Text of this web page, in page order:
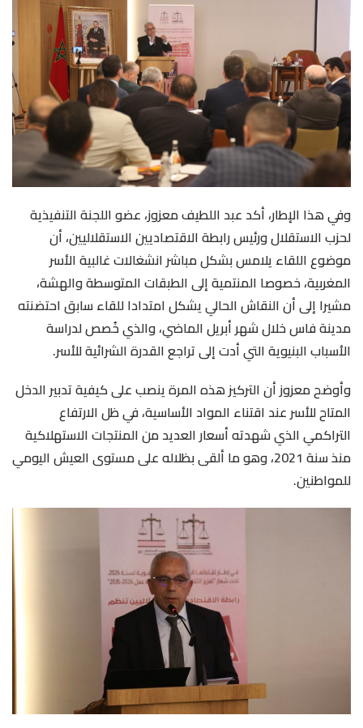
وفي هذا الإطار، أكد عبد اللطيف معزوز، عضو اللجنة التنفيذية
لحزب الاستقلال ورئيس رابطة الاقتصاديين الاستقلاليين، أن
موضوع اللقاء يلامس بشكل مباشر انشغالات غالبية الأسر
المغربية، خصوصا المنتمية إلى الطبقات المتوسطة والهشة،
مشيرا إلى أن النقاش الحالي يشكل امتدادا للقاء سابق احتضنته
مدينة فاس خلال شهر أبريل الماضي، والذي خُصص لدراسة
الأسباب البنيوية التي أدت إلى تراجع القدرة الشرائية للأسر.
وأوضح معزوز أن التركيز هذه المرة ينصب على كيفية تدبير الدخل
المتاح للأسر عند اقتناء المواد الأساسية، في ظل الارتفاع
التراكمي الذي شهدته أسعار العديد من المنتجات الاستهلاكية
منذ سنة 2021، وهو ما ألقى بظلاله على مستوى العيش اليومي
للمواطنين.